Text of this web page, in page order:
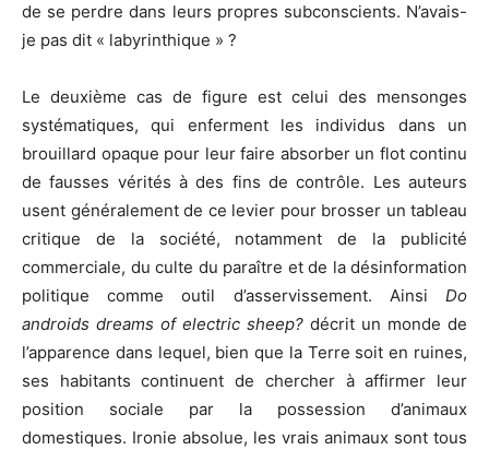
de se perdre dans leurs propres subconscients. N’avais-
je pas dit « labyrinthique » ?
Le deuxième cas de figure est celui des mensonges
systématiques, qui enferment les individus dans un
brouillard opaque pour leur faire absorber un flot continu
de fausses vérités à des fins de contrôle. Les auteurs
usent généralement de ce levier pour brosser un tableau
critique de la société, notamment de la publicité
commerciale, du culte du paraître et de la désinformation
politique comme outil d’asservissement. Ainsi Do
androids dreams of electric sheep? décrit un monde de
l’apparence dans lequel, bien que la Terre soit en ruines,
ses habitants continuent de chercher à affirmer leur
position sociale par la possession d’animaux
domestiques. Ironie absolue, les vrais animaux sont tous